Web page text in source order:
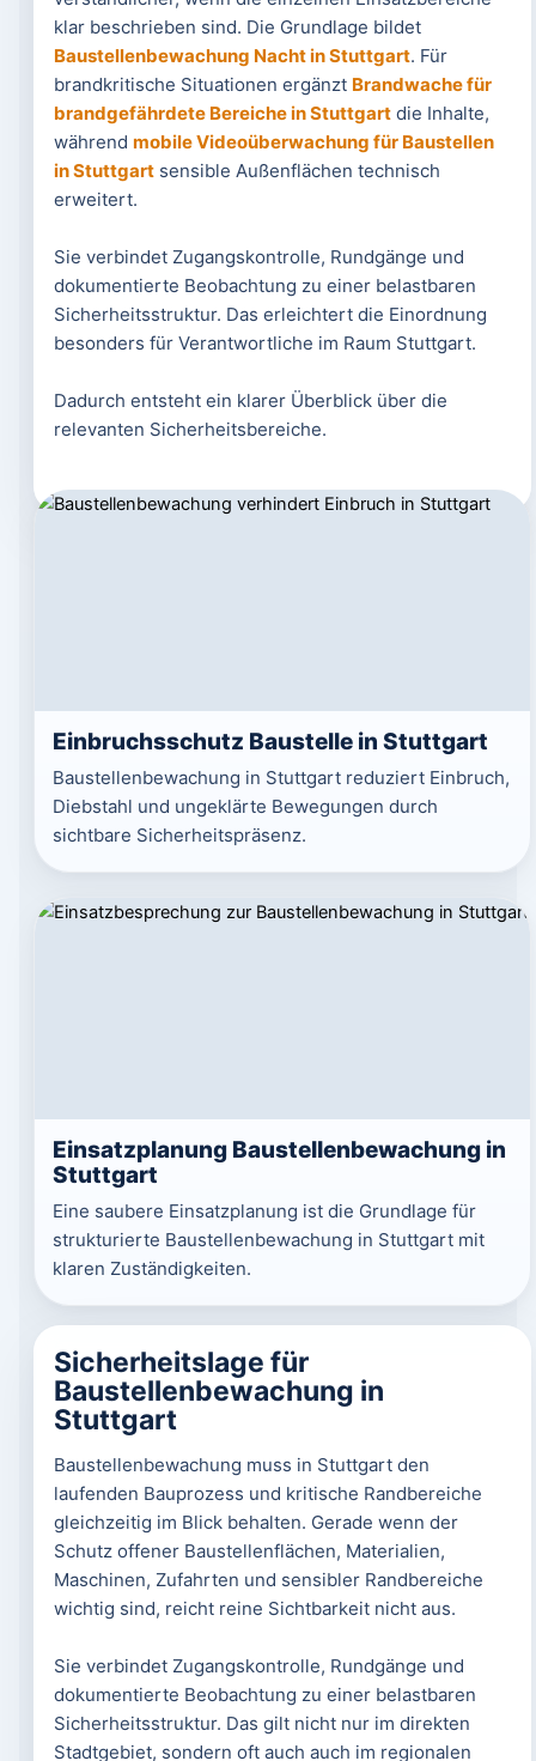
klar beschrieben sind. Die Grundlage bildet
Baustellenbewachung Nacht in Stuttgart. Für
brandkritische Situationen ergänzt Brandwache für
brandgefährdete Bereiche in Stuttgartdie Inhalte,
während mobile Videoüberwachung für Baustellen
in Stuttgartsensible Außenflächen technisch
erweitert.
Sie verbindet Zugangskontrolle, Rundgänge und
dokumentierte Beobachtung zu einer belastbaren
Sicherheitsstruktur. Das erleichtert die Einordnung
besonders für Verantwortliche im Raum Stuttgart.
Dadurch entsteht ein klarer Überblick über die
relevanten Sicherheitsbereiche.
Einbruchsschutz Baustelle in Stuttgart
Baustellenbewachung in Stuttgart reduziert Einbruch,
Diebstahl und ungeklärte Bewegungen durch
sichtbare Sicherheitspräsenz.
Einsatzplanung Baustellenbewachung in
Stuttgart
Eine saubere Einsatzplanung ist die Grundlage für
strukturierte Baustellenbewachung in Stuttgart mit
klaren Zuständigkeiten.
Sicherheitslage für
Baustellenbewachung in
Stuttgart
Baustellenbewachung muss in Stuttgart den
laufenden Bauprozess und kritische Randbereiche
gleichzeitig im Blick behalten. Gerade wenn der
Schutz offener Baustellenflächen, Materialien,
Maschinen, Zufahrten und sensibler Randbereiche
wichtig sind, reicht reine Sichtbarkeit nicht aus.
Sie verbindet Zugangskontrolle, Rundgänge und
dokumentierte Beobachtung zu einer belastbaren
Sicherheitsstruktur. Das gilt nicht nur im direkten
Stadtgebiet, sondern oft auch auch im regionalen